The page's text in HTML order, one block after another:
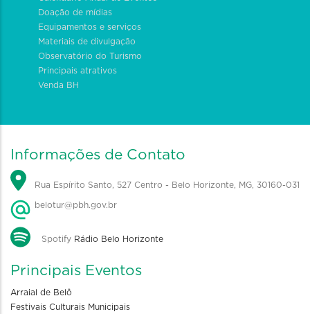
Doação de mídias
Equipamentos e serviços
Materiais de divulgação
Observatório do Turismo
Principais atrativos
Venda BH
Informações de Contato
Rua Espírito Santo, 527 Centro - Belo Horizonte, MG, 30160-031
belotur@pbh.gov.br
Spotify Rádio Belo Horizonte
Principais Eventos
Arraial de Belô
Festivais Culturais Municipais